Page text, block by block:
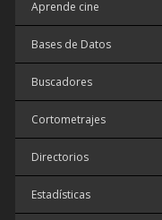
Aprende cine
Bases de Datos
Buscadores
Cortometrajes
Directorios
Estadísticas